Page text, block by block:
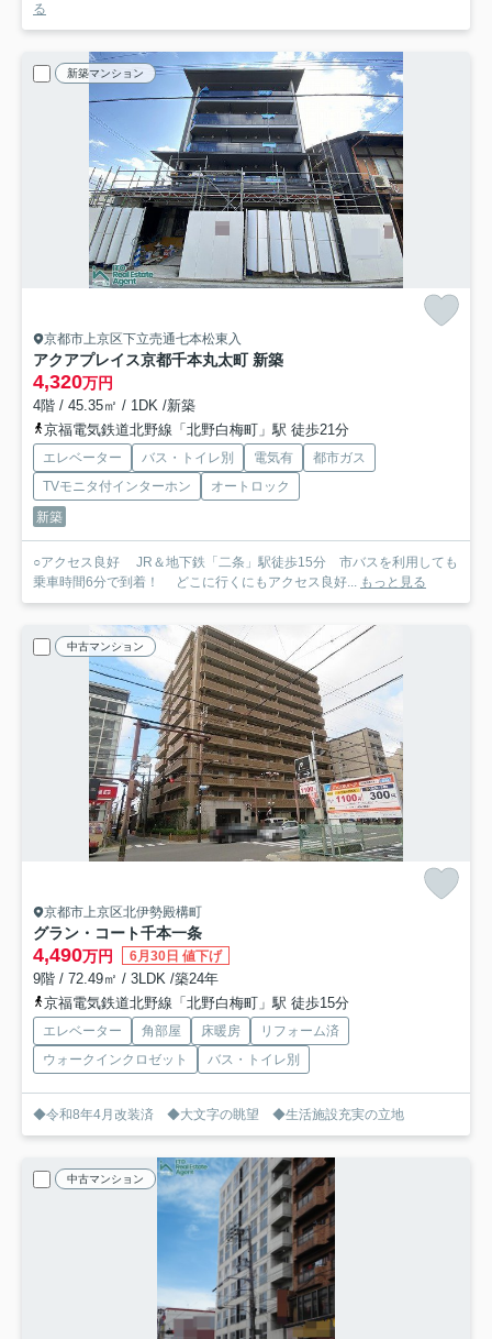
る
新築マンション
京都市上京区下立売通七本松東入
アクアプレイス京都千本丸太町 新築
4,320万円
4階 / 45.35㎡ / 1DK /新築
京福電気鉄道北野線「北野白梅町」駅 徒歩21分
エレベーター バス・トイレ別 電気有
都市ガス
TVモニタ付インターホン
オートロック
新築
○アクセス良好 JR＆地下鉄「二条」駅徒歩15分 市バスを利用しても
乗車時間6分で到着！ どこに行くにもアクセス良好... もっと見る
中古マンション
京都市上京区北伊勢殿構町
グラン・コート千本一条
4,490万円 6月30日 値下げ
9階 / 72.49㎡ / 3LDK /築24年
京福電気鉄道北野線「北野白梅町」駅 徒歩15分
エレベーター 角部屋 床暖房
リフォーム済
ウォークインクロゼット
バス・トイレ別
◆令和8年4月改装済 ◆大文字の眺望 ◆生活施設充実の立地
中古マンション